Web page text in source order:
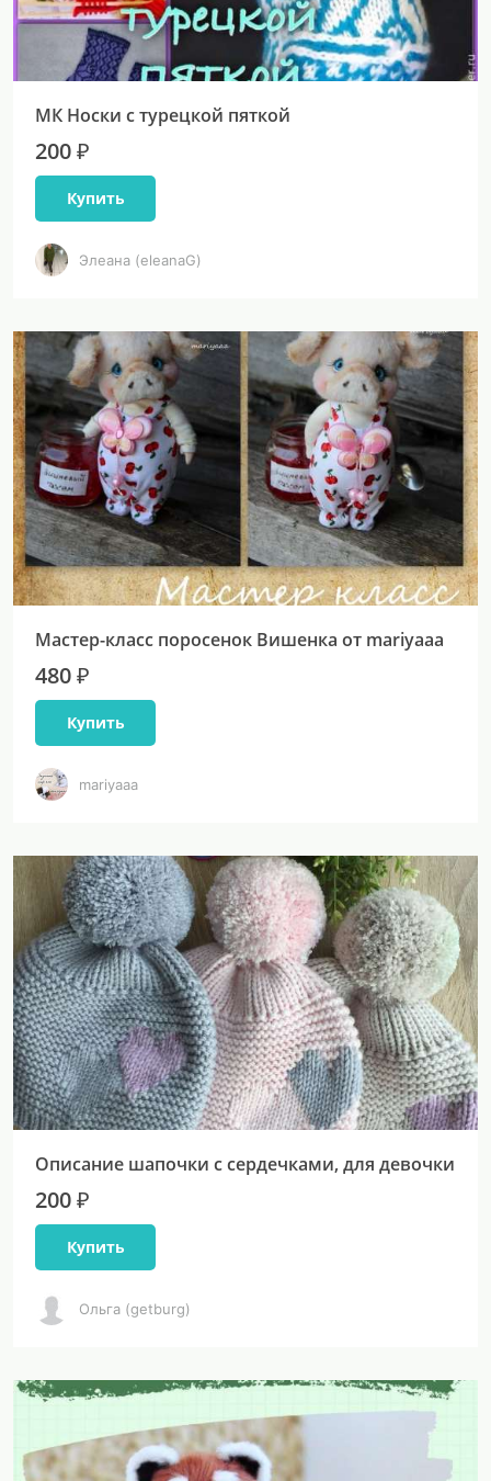
МК Носки с турецкой пяткой
200 ₽
Купить
Элеана (eleanaG)
Мастер-класс поросенок Вишенка от mariyaaa
480 ₽
Купить
mariyaaa
Описание шапочки с сердечками, для девочки
200 ₽
Купить
Ольга (getburg)